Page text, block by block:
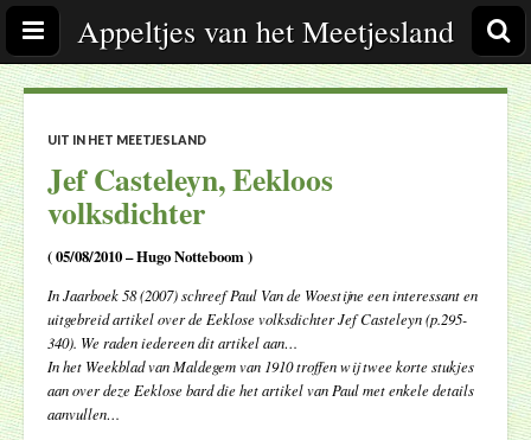
Appeltjes van het Meetjesland
UIT IN HET MEETJESLAND
Jef Casteleyn, Eekloos
volksdichter
( 05/08/2010 – Hugo Notteboom )
In Jaarboek 58 (2007) schreef Paul Van de Woestijne een interessant en
uitgebreid artikel over de Eeklose volksdichter Jef Casteleyn (p.295-
340). We raden iedereen dit artikel aan…
In het Weekblad van Maldegem van 1910 troffen wij twee korte stukjes
aan over deze Eeklose bard die het artikel van Paul met enkele details
aanvullen…